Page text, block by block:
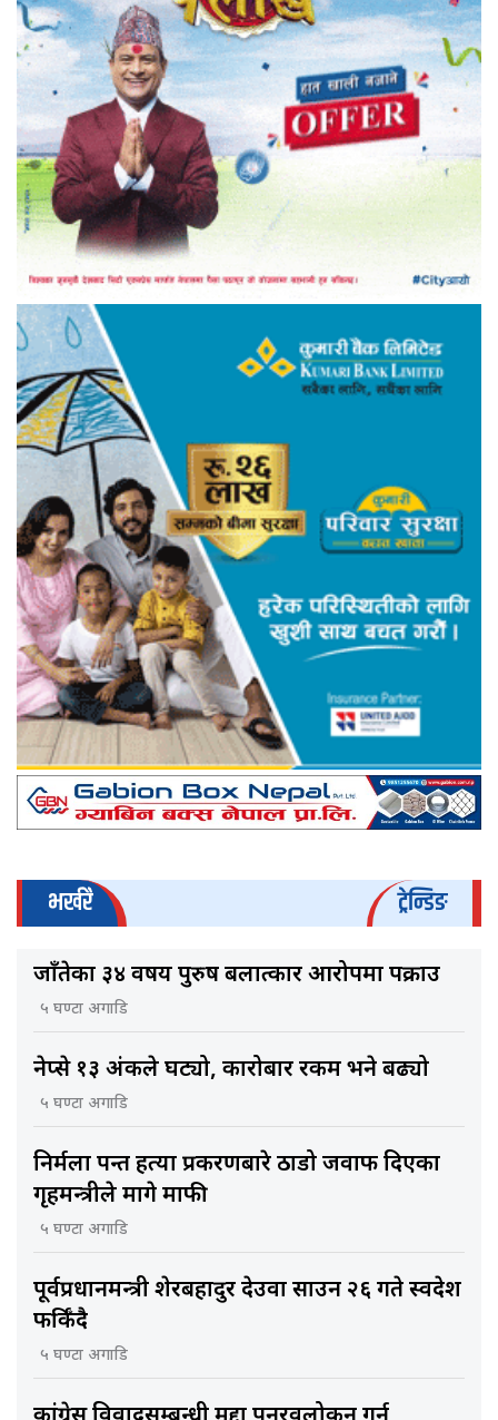
भर्खरै ट्रेन्डिङ
जाँतेका ३४ वर्षीय पुरुष बलात्कार आरोपमा पक्राउ
५ घण्टा अगाडि
नेप्से १३ अंकले घट्यो, कारोबार रकम भने बढ्यो
५ घण्टा अगाडि
निर्मला पन्त हत्या प्रकरणबारे ठाडो जवाफ दिएका
गृहमन्त्रीले मागे माफी
५ घण्टा अगाडि
पूर्वप्रधानमन्त्री शेरबहादुर देउवा साउन २६ गते स्वदेश
फर्किँदै
५ घण्टा अगाडि